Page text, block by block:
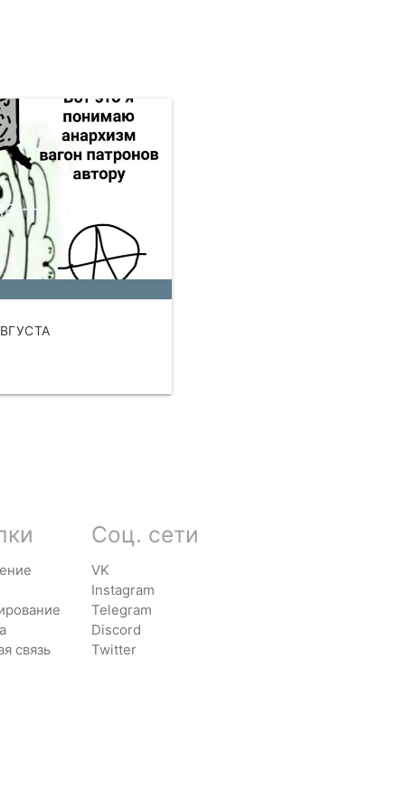
— анархия
связь
Соц. сети
VK
Instagram
Telegram
Discord
Twitter